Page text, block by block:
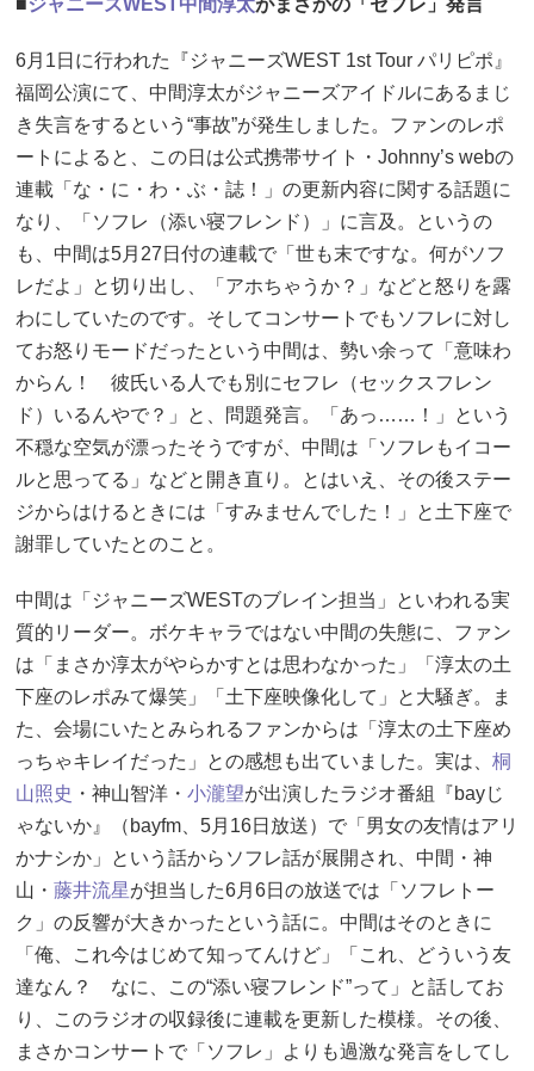
6月1日に行われた『ジャニーズWEST 1st Tour パリピポ』
福岡公演にて、中間淳太がジャニーズアイドルにあるまじ
き失言をするという“事故”が発生しました。ファンのレポ
ートによると、この日は公式携帯サイト・Johnny’s webの
連載「な・に・わ・ぶ・誌！」の更新内容に関する話題に
なり、「ソフレ（添い寝フレンド）」に言及。というの
も、中間は5月27日付の連載で「世も末ですな。何がソフ
レだよ」と切り出し、「アホちゃうか？」などと怒りを露
わにしていたのです。そしてコンサートでもソフレに対し
てお怒りモードだったという中間は、勢い余って「意味わ
からん！ 彼氏いる人でも別にセフレ（セックスフレン
ド）いるんやで？」と、問題発言。「あっ……！」という
不穏な空気が漂ったそうですが、中間は「ソフレもイコー
ルと思ってる」などと開き直り。とはいえ、その後ステー
ジからはけるときには「すみませんでした！」と土下座で
謝罪していたとのこと。
中間は「ジャニーズWESTのブレイン担当」といわれる実
質的リーダー。ボケキャラではない中間の失態に、ファン
は「まさか淳太がやらかすとは思わなかった」「淳太の土
下座のレポみて爆笑」「土下座映像化して」と大騒ぎ。ま
た、会場にいたとみられるファンからは「淳太の土下座め
っちゃキレイだった」との感想も出ていました。実は、 桐
山照史 ・神山智洋・ 小瀧望が出演したラジオ番組『bayじ
ゃないか』（bayfm、5月16日放送）で「男女の友情はアリ
かナシか」という話からソフレ話が展開され、中間・神
山・ 藤井流星が担当した6月6日の放送では「ソフレトー
ク」の反響が大きかったという話に。中間はそのときに
「俺、これ今はじめて知ってんけど」「これ、どういう友
達なん？ なに、この“添い寝フレンド”って」と話してお
り、このラジオの収録後に連載を更新した模様。その後、
まさかコンサートで「ソフレ」よりも過激な発言をしてし